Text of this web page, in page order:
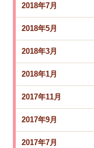
2018年7月
2018年5月
2018年3月
2018年1月
2017年11月
2017年9月
2017年7月